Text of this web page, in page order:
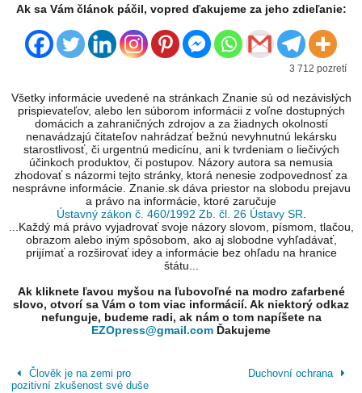
Ak sa Vám článok páčil, vopred ďakujeme za jeho zdieľanie:
3 712 pozretí
Všetky informácie uvedené na stránkach Znanie sú od nezávislých
prispievateľov, alebo len súborom informácii z voľne dostupných
domácich a zahraničných zdrojov a za žiadnych okolností
nenavádzajú čitateľov nahrádzať bežnú nevyhnutnú lekársku
starostlivosť, či urgentnú medicínu, ani k tvrdeniam o liečivých
účinkoch produktov, či postupov. Názory autora sa nemusia
zhodovať s názormi tejto stránky, ktorá nenesie zodpovednosť za
nesprávne informácie. Znanie.sk dáva priestor na slobodu prejavu
a právo na informácie, ktoré zaručuje
Ústavný zákon č. 460/1992 Zb. čl. 26 Ústavy SR
...Každý má právo vyjadrovať svoje názory slovom, písmom, tlačou,
obrazom alebo iným spôsobom, ako aj slobodne vyhľadávať,
prijímať a rozširovať idey a informácie bez ohľadu na hranice
štátu...
Ak kliknete ľavou myšou na ľubovoľné na modro zafarbené
slovo, otvorí sa Vám o tom viac informácií. Ak niektorý odkaz
nefunguje, budeme radi, ak nám o tom napíšete na
EZOpress@gmail.com Ďakujeme
Člověk je na zemi pro
pozitivní zkušenost své duše
Duchovní ochrana